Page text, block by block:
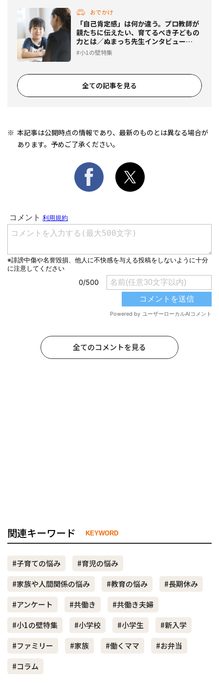
おでかけ
「自己肯定感」は何か違う。プロ教師が
親たちに伝えたい、育てるべき子どもの
力とは／ぬまっち先生インタビュー
【2】
小1の壁特集
全ての記事を見る
本記事は公開時点の情報であり、最新のものとは異なる場合が
あります。予めご了承ください。
全てのコメントを見る
関連キーワード KEYWORD
#子育ての悩み
#育児の悩み
#家族や人間関係の悩み
#教育の悩み
#長期休み
#アンケート
#共働き
#共働き夫婦
#小1の壁特集
#小学校 #小学生
#新入学
#ファミリー
#家族 #働くママ
#お弁当
#コラム